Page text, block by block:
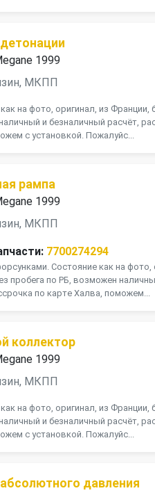
1999
МКПП
на фото, оригинал, из Франции,
и безналичный расчёт,
с установкой. Пожалуйс...
рампа
1999
МКПП
7700274294
Состояние как на фото,
пробега по РБ, возможен
по карте Халва, поможем...
коллектор
1999
МКПП
на фото, оригинал, из Франции,
и безналичный расчёт,
с установкой. Пожалуйс...
давления